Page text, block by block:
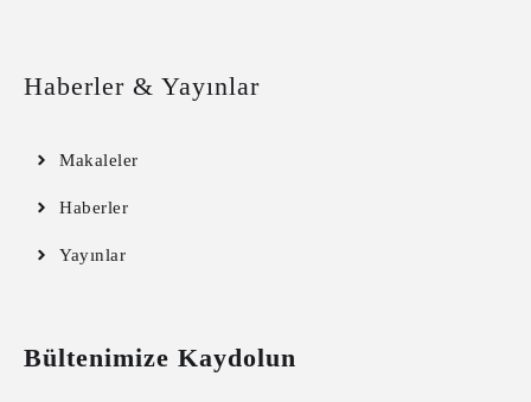
Haberler & Yayınlar
Makaleler
Haberler
Yayınlar
Bültenimize Kaydolun